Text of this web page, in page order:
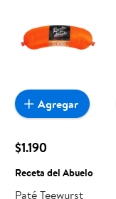
$1.190
Receta del Abuelo
Paté Teewurst
Agregar